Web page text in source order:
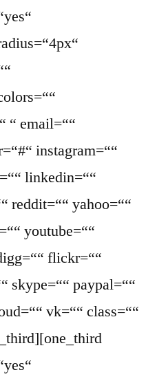
“ email=““
instagram=““
linkedin=““
reddit=““ yahoo=““
youtube=““
flickr=““
skype=““ paypal=““
vk=““ class=““